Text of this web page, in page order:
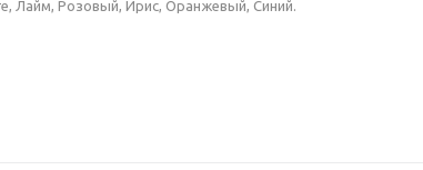
Лайм, Розовый, Ирис, Оранжевый, Синий.